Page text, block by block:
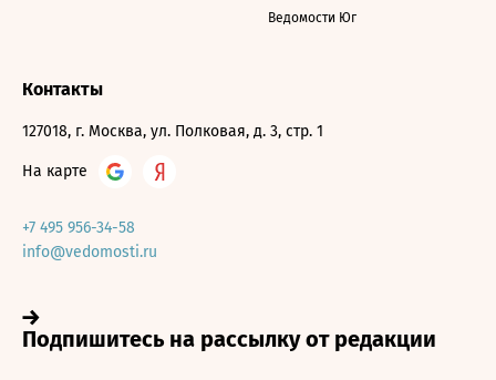
Ведомости Юг
Контакты
127018, г. Москва, ул. Полковая, д. 3, стр. 1
На карте
+7 495 956-34-58
info@vedomosti.ru